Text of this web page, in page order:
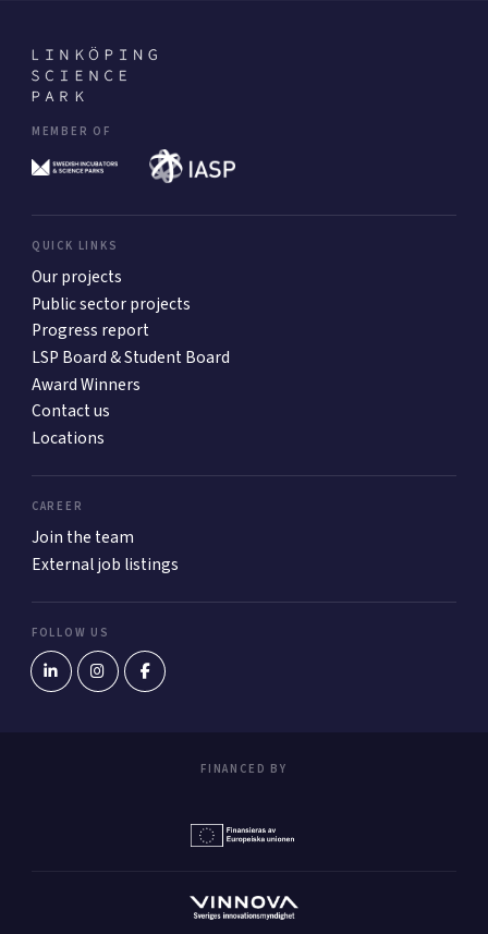
MEMBER OF
QUICK LINKS
Our projects
Public sector projects
Progress report
LSP Board & Student Board
Award Winners
Contact us
Locations
CAREER
Join the team
External job listings
FOLLOW US
FINANCED BY